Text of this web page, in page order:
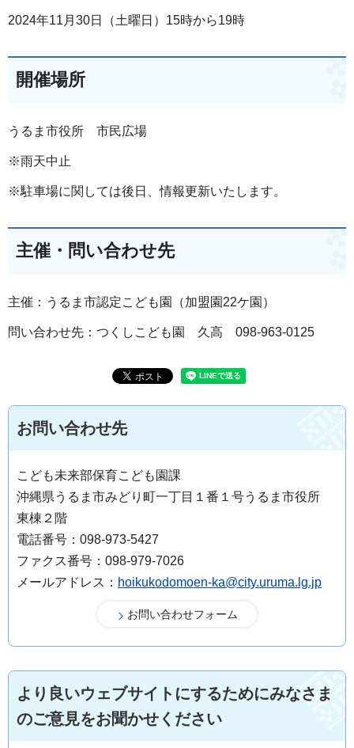
2024年11月30日（土曜日）15時から19時
開催場所
うるま市役所 市民広場
※雨天中止
※駐車場に関しては後日、情報更新いたします。
主催・問い合わせ先
主催：うるま市認定こども園（加盟園22ケ園）
問い合わせ先：つくしこども園 久高 098-963-0125
お問い合わせ先
こども未来部保育こども園課
沖縄県うるま市みどり町一丁目１番１号うるま市役所
東棟２階
電話番号：098-973-5427
ファクス番号：098-979-7026
メールアドレス： hoikukodomoen-ka@city.uruma.lg.jp
より良いウェブサイトにするためにみなさま
のご意見をお聞かせください